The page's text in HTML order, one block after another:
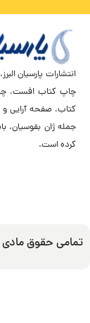
انتشارات پارسیان
چاپ کتاب افست،
کتاب، صفحه آرایی و
جمله ژان بقوسیان،
کرده است.
تمامی حقوق مادی